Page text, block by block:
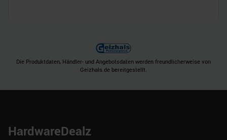
Die Produktdaten, Händler- und Angebotsdaten werden freundlicherweise von
Geizhals.de bereitgestellt.
HardwareDealz